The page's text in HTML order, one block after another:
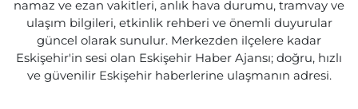
namaz ve ezan vakitleri, anlık hava durumu, tramvay ve
ulaşım bilgileri, etkinlik rehberi ve önemli duyurular
güncel olarak sunulur. Merkezden ilçelere kadar
Eskişehir'in sesi olan Eskişehir Haber Ajansı; doğru, hızlı
ve güvenilir Eskişehir haberlerine ulaşmanın adresi.